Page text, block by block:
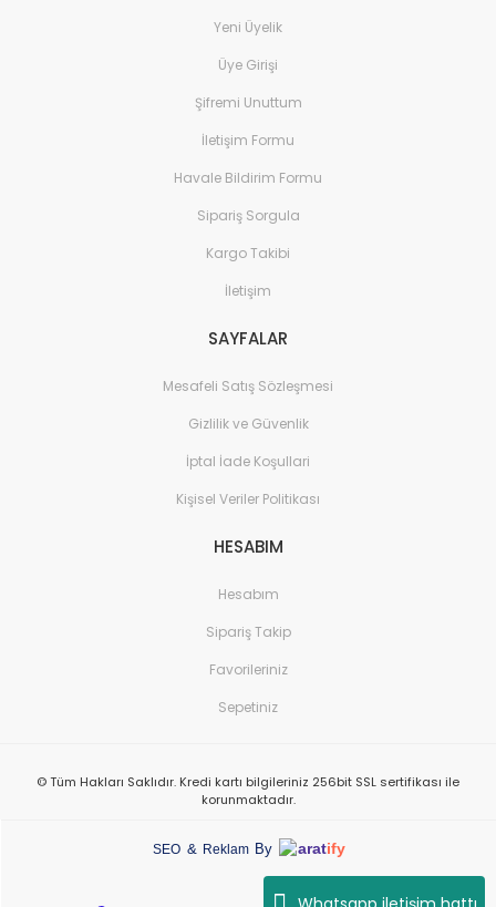
Yeni Üyelik
Üye Girişi
Şifremi Unuttum
İletişim Formu
Havale Bildirim Formu
Sipariş Sorgula
Kargo Takibi
İletişim
SAYFALAR
Mesafeli Satış Sözleşmesi
Gizlilik ve Güvenlik
İptal İade Koşullari
Kişisel Veriler Politikası
HESABIM
Hesabım
Sipariş Takip
Favorileriniz
Sepetiniz
© Tüm Hakları Saklıdır. Kredi kartı bilgileriniz 256bit SSL sertifikası ile
korunmaktadır.
SEO & Reklam By aratify